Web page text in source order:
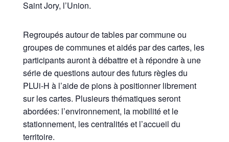
Saint Jory, l’Union.
Regroupés autour de tables par commune ou
groupes de communes et aidés par des cartes, les
participants auront à débattre et à répondre à une
série de questions autour des futurs règles du
PLUi-H à l’aide de pions à positionner librement
sur les cartes. Plusieurs thématiques seront
abordées: l’environnement, la mobilité et le
stationnement, les centralités et l’accueil du
territoire.